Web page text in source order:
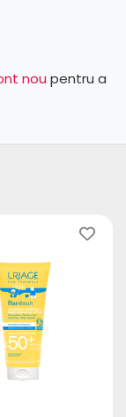
nou pentru a